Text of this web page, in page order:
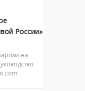
России»
на